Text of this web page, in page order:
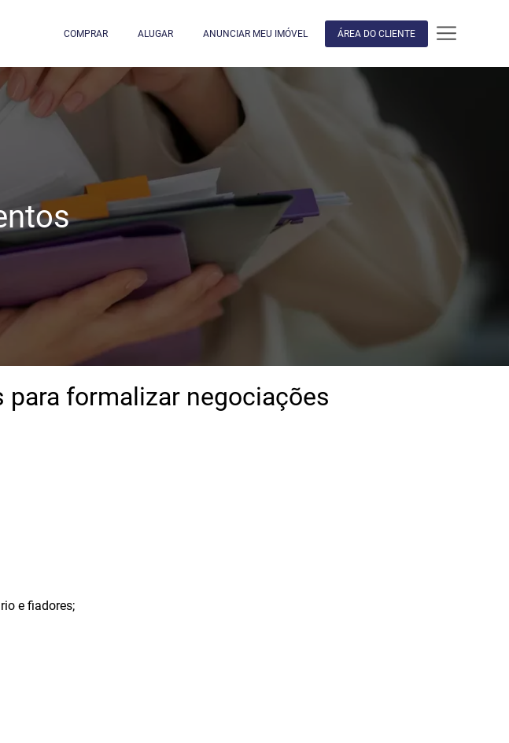
COMPRAR ALUGAR ANUNCIAR MEU IMÓVEL ÁREA DO CLIENTE
formalizar negociações
e fiadores;